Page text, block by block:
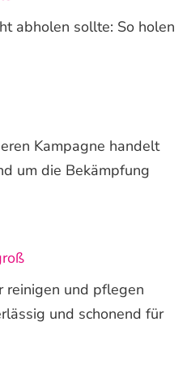
abholen sollte: So holen
Kampagne handelt
um die Bekämpfung
reinigen und pflegen
und schonend für